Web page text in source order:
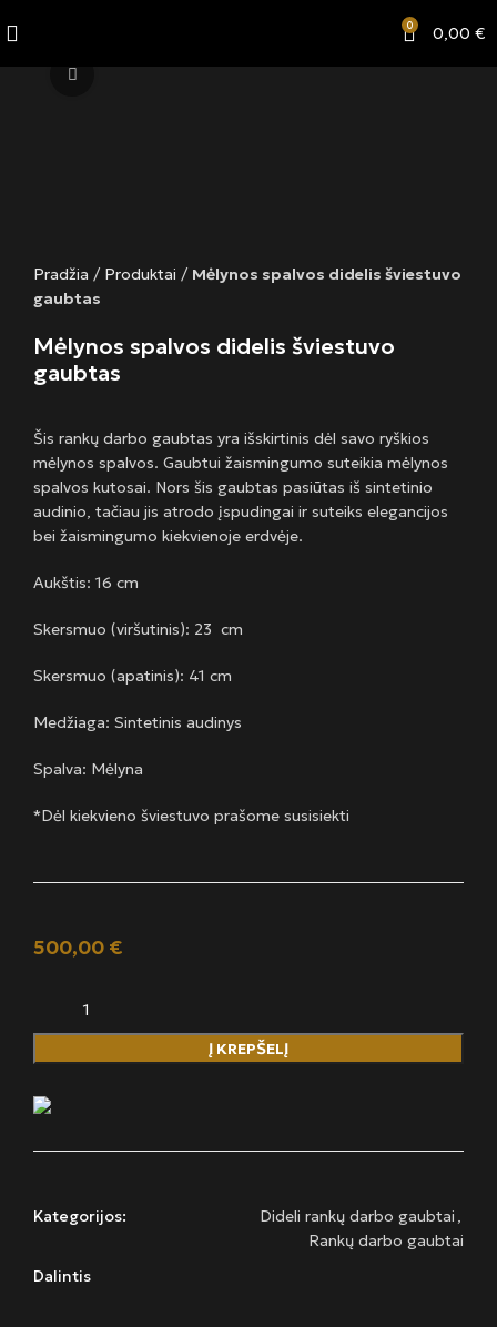
0 0,00 €
Pradžia / Produktai / Mėlynos spalvos didelis šviestuvo
gaubtas
Mėlynos spalvos didelis šviestuvo
gaubtas
Šis rankų darbo gaubtas yra išskirtinis dėl savo ryškios
mėlynos spalvos. Gaubtui žaismingumo suteikia mėlynos
spalvos kutosai. Nors šis gaubtas pasiūtas iš sintetinio
audinio, tačiau jis atrodo įspudingai ir suteiks elegancijos
bei žaismingumo kiekvienoje erdvėje.
Aukštis: 16 cm
Skersmuo (viršutinis): 23 cm
Skersmuo (apatinis): 41 cm
Medžiaga: Sintetinis audinys
Spalva: Mėlyna
*Dėl kiekvieno šviestuvo prašome susisiekti
500,00 €
Į KREPŠELĮ
Kategorijos: Dideli rankų darbo gaubtai ,
Rankų darbo gaubtai
Dalintis